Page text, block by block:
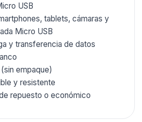
USB
tablets, cámaras y
Micro USB
y transferencia de datos
empaque)
y resistente
repuesto o económico